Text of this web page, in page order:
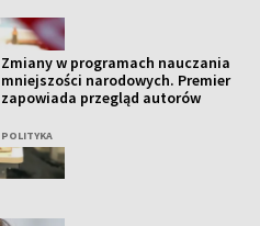
Zmiany w programach nauczania
mniejszości narodowych. Premier
zapowiada przegląd autorów
POLITYKA